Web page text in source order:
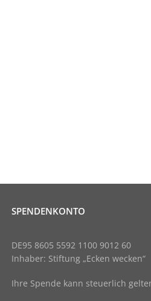
SPENDENKONTO
DE95 8605 5592 1100 9012 60
Inhaber: Stiftung „Ecken wecken“
Ihre Spende kann steuerlich